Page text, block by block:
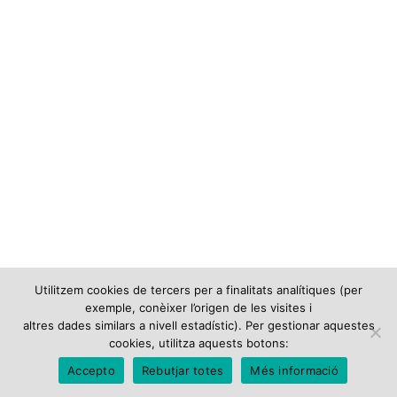
Utilitzem cookies de tercers per a finalitats analítiques (per
exemple, conèixer l’origen de les visites i
altres dades similars a nivell estadístic). Per gestionar aquestes
cookies, utilitza aquests botons:
Accepto
Rebutjar totes Més informació